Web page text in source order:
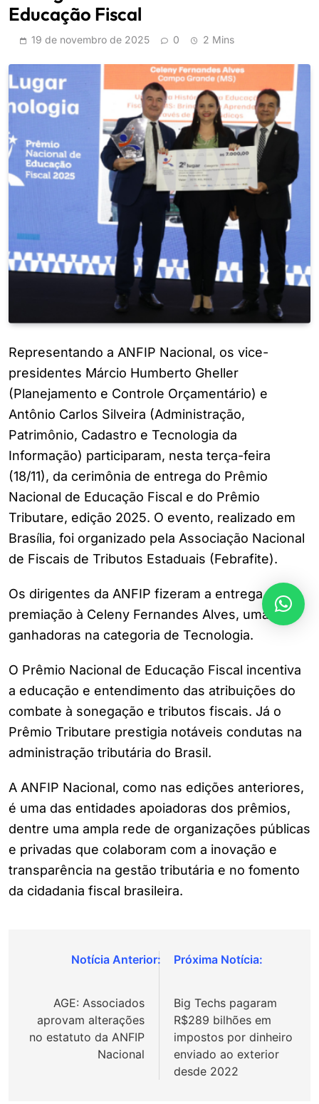
Educação Fiscal
19 de novembro de 2025 0 2 Mins
Representando a ANFIP Nacional, os vice-
presidentes Márcio Humberto Gheller
(Planejamento e Controle Orçamentário) e
Antônio Carlos Silveira (Administração,
Patrimônio, Cadastro e Tecnologia da
Informação) participaram, nesta terça-feira
(18/11), da cerimônia de entrega do Prêmio
Nacional de Educação Fiscal e do Prêmio
Tributare, edição 2025. O evento, realizado em
Brasília, foi organizado pela Associação Nacional
de Fiscais de Tributos Estaduais (Febrafite).
Os dirigentes da ANFIP fizeram a entrega da
premiação à Celeny Fernandes Alves, uma das
ganhadoras na categoria de Tecnologia.
O Prêmio Nacional de Educação Fiscal incentiva
a educação e entendimento das atribuições do
combate à sonegação e tributos fiscais. Já o
Prêmio Tributare prestigia notáveis condutas na
administração tributária do Brasil.
A ANFIP Nacional, como nas edições anteriores,
é uma das entidades apoiadoras dos prêmios,
dentre uma ampla rede de organizações públicas
e privadas que colaboram com a inovação e
transparência na gestão tributária e no fomento
da cidadania fiscal brasileira.
Navegação
Post
AGE: Associados
aprovam alterações
no estatuto da ANFIP
Nacional
Big Techs pagaram
R$289 bilhões em
impostos por dinheiro
enviado ao exterior
desde 2022